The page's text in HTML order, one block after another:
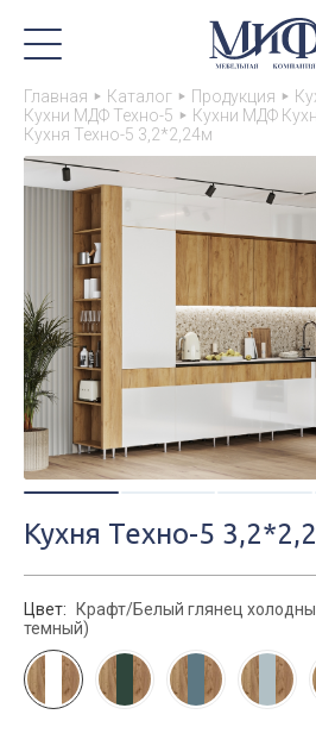
Главная Каталог Продукция
Кухни МДФ Техно-5
Кухни МДФ
Кухня Техно-5 3,2*2,24м
Кухня Техно-5
Цвет:
Крафт/Белый глянец
темный)